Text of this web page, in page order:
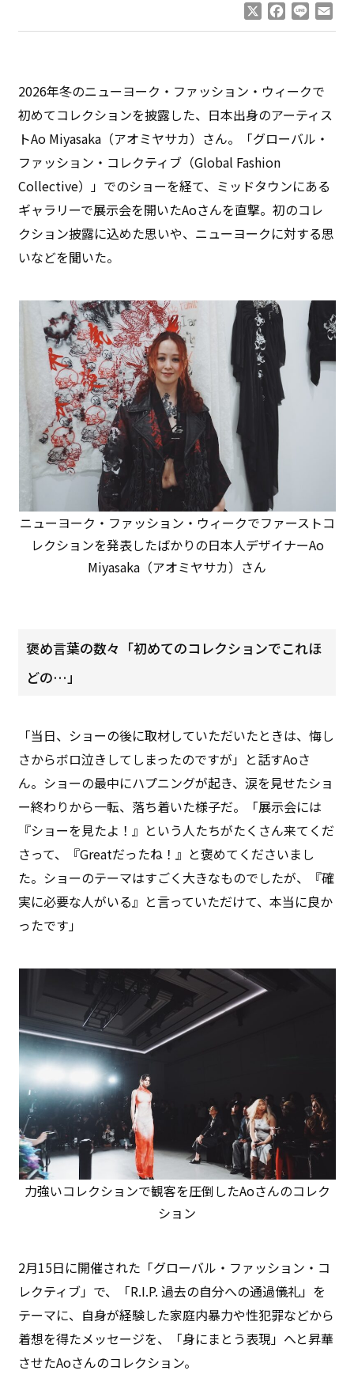
Facebook
Line
2026年冬のニューヨーク・ファッション・ウィークで
初めてコレクションを披露した、日本出身のアーティス
トAo Miyasaka（アオミヤサカ）さん。「グローバル・
ファッション・コレクティブ（Global Fashion
Collective）」でのショーを経て、ミッドタウンにある
ギャラリーで展示会を開いたAoさんを直撃。初のコレ
クション披露に込めた思いや、ニューヨークに対する思
いなどを聞いた。
ニューヨーク・ファッション・ウィークでファーストコ
レクションを発表したばかりの日本人デザイナーAo
Miyasaka（アオミヤサカ）さん
褒め言葉の数々「初めてのコレクションでこれほ
どの…」
「当日、ショーの後に取材していただいたときは、悔し
さからボロ泣きしてしまったのですが」と話すAoさ
ん。ショーの最中にハプニングが起き、涙を見せたショ
ー終わりから一転、落ち着いた様子だ。「展示会には
『ショーを見たよ！』という人たちがたくさん来てくだ
さって、『Greatだったね！』と褒めてくださいまし
た。ショーのテーマはすごく大きなものでしたが、『確
実に必要な人がいる』と言っていただけて、本当に良か
ったです」
力強いコレクションで観客を圧倒したAoさんのコレク
ション
2月15日に開催された「グローバル・ファッション・コ
レクティブ」で、「R.I.P. 過去の自分への通過儀礼」を
テーマに、自身が経験した家庭内暴力や性犯罪などから
着想を得たメッセージを、「身にまとう表現」へと昇華
させたAoさんのコレクション。